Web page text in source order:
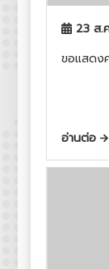
23 ส.
ขอแสดง
อ่านต่อ